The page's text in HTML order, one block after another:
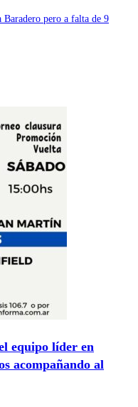
Baradero pero a falta de 9
equipo líder en
acompañando al